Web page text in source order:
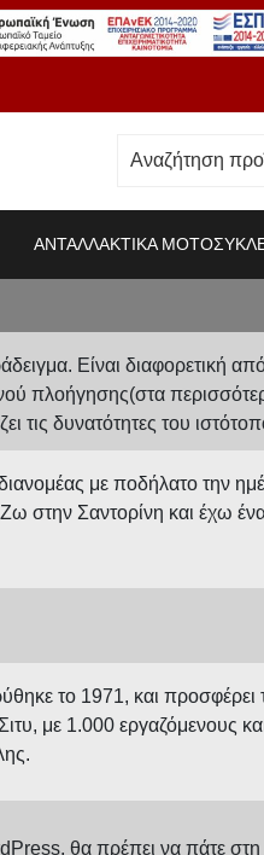
ΑΝΤΑΛΛΑΚΤΙΚΑ
Είναι διαφορετική
πλοήγησης(στα
τις δυνατότητες του
διανομέας με ποδήλατο την
Ζω στην Σαντορίνη και έχω
το 1971, και προσφέρει
με 1.000 εργαζόμενους
θα πρέπει να πάτε στη